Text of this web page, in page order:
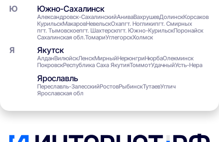
Южно-Сахалинск
Александровск-СахалинскийАниваВахрушевДолинскКорсаков
КурильскМакаровНевельскОхапгт. Ногликипгт. Смирных
пгт. Тымовскоепгт. Шахтерскпгт. Южно-КурильскПоронайск
Сахалинская обл.ТомариУглегорскХолмск
Якутск
АлданВилюйскЛенскМирныйНерюнгриНюрбаОлекминск
ПокровскРеспублика Саха ЯкутияТоммотУдачныйУсть-Нера
Ярославль
Переславль-ЗалесскийРостовРыбинскТутаевУглич
Ярославская обл